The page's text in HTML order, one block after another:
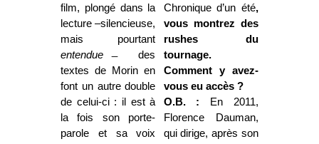
film, plongé dans la
lecture –silencieuse,
mais pourtant
entendue ̶ des
textes de Morin en
font un autre double
de celui-ci : il est à
la fois son porte-
parole et sa voix
Chronique d’un été,
vous montrez des
rushes du
tournage.
Comment y avez-
vous eu accès ?
O.B. : En 2011,
Florence Dauman,
qui dirige, après son